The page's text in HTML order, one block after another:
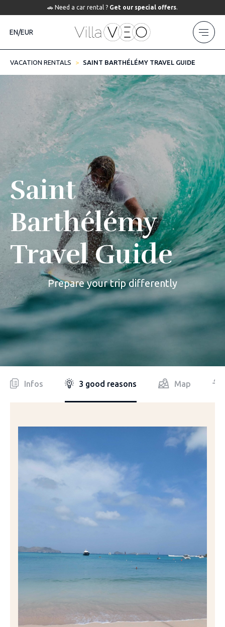
🚗 Need a car rental ? Get our special offers.
EN/EUR
VACATION RENTALS SAINT BARTHÉLÉMY TRAVEL GUIDE
Saint
Barthélémy
Travel Guide
Prepare your trip differently
Infos 3 good reasons Map